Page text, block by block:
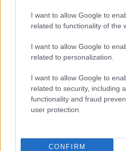
I want to allow Google to
related to functionality of the
I want to allow Google to
related to personalization.
I want to allow Google to
related to security, including
functionality and fraud
user protection.
CONFIRM
gyűjteménybe való
itt még az igazi, sikerre
veszélyes és semmiféle
tisztelő Guns N’ Roses
eszenciája.